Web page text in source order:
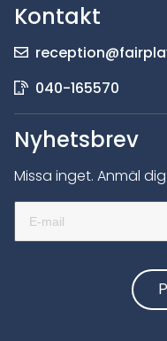
Kontakt
040-165570
Nyhetsbrev
Missa inget. Anmäl